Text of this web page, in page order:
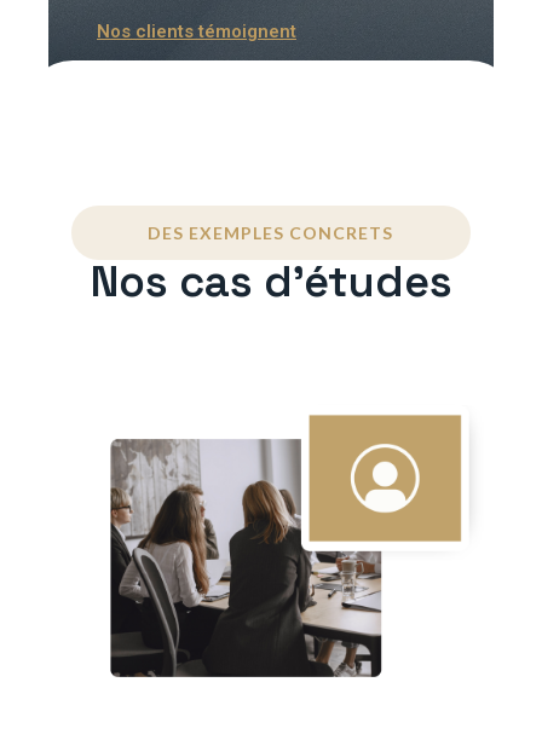
Nos clients témoignent
DES EXEMPLES CONCRETS
Nos cas d'études